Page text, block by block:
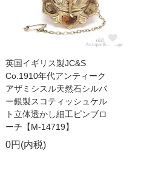
英国イギリス製JC&S
Co.1910年代アンティーク
アザミシスル天然石シルバ
ー銀製スコティッシュケル
ト立体透かし細工ピンブロ
ーチ【M-14719】
0円(内税)